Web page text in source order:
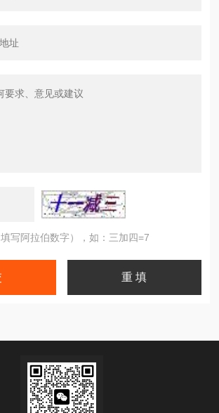
写阿拉伯数字），如：三加四=7